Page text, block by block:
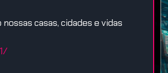
casas, cidades e vidas